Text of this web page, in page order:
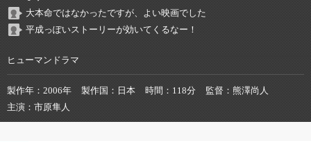
大本命ではなかったですが、よい映画でした
平成っぽいストーリーが効いてくるなー！
ヒューマンドラマ
製作年 2006年 製作国 日本 時間 118分 監督
熊澤尚人
主演
市原隼人